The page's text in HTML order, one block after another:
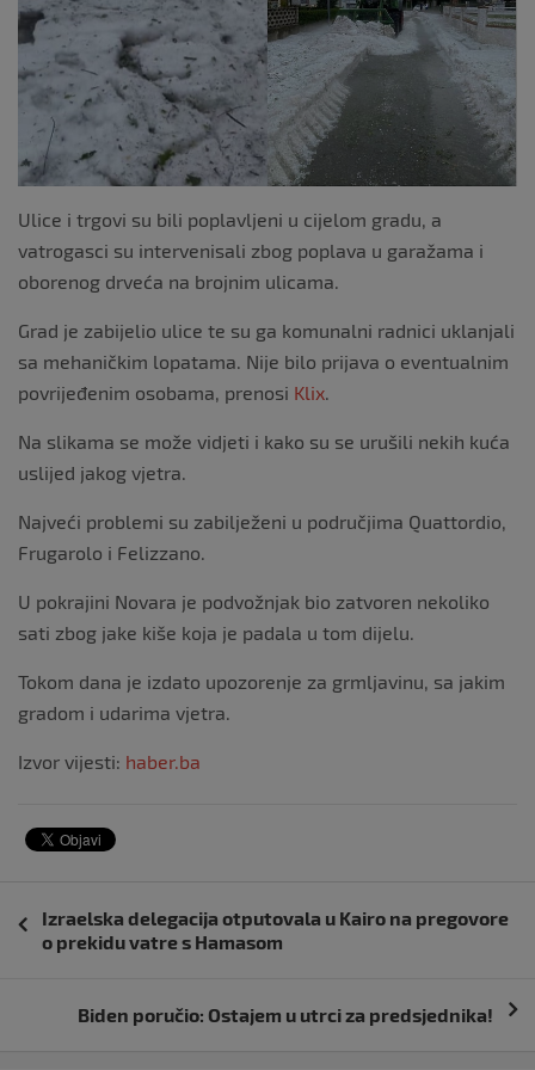
k
Ulice i trgovi su bili poplavljeni u cijelom gradu, a
vatrogasci su intervenisali zbog poplava u garažama i
oborenog drveća na brojnim ulicama.
Grad je zabijelio ulice te su ga komunalni radnici uklanjali
sa mehaničkim lopatama. Nije bilo prijava o eventualnim
povrijeđenim osobama, prenosi Klix.
Na slikama se može vidjeti i kako su se urušili nekih kuća
uslijed jakog vjetra.
Najveći problemi su zabilježeni u područjima Quattordio,
Frugarolo i Felizzano.
U pokrajini Novara je podvožnjak bio zatvoren nekoliko
sati zbog jake kiše koja je padala u tom dijelu.
Tokom dana je izdato upozorenje za grmljavinu, sa jakim
gradom i udarima vjetra.
Izvor vijesti: haber.ba
objava
Izraelska delegacija otputovala u Kairo na pregovore
o prekidu vatre s Hamasom
Biden poručio: Ostajem u utrci za predsjednika!